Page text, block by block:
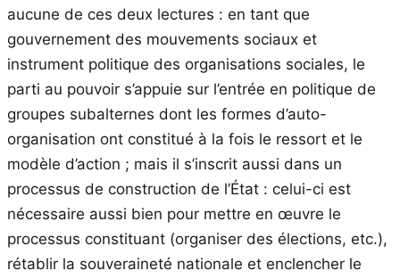
aucune de ces deux lectures : en tant que
gouvernement des mouvements sociaux et
instrument politique des organisations sociales, le
parti au pouvoir s’appuie sur l’entrée en politique de
groupes subalternes dont les formes d’auto-
organisation ont constitué à la fois le ressort et le
modèle d’action ; mais il s’inscrit aussi dans un
processus de construction de l’État : celui-ci est
nécessaire aussi bien pour mettre en œuvre le
processus constituant (organiser des élections, etc.),
rétablir la souveraineté nationale et enclencher le